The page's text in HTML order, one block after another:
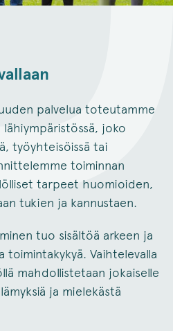
palvelua toteutamme
joko
työyhteisöissä tai
toiminnan
tarpeet huomioiden,
tukien ja kannustaen.
tuo sisältöä arkeen ja
Vaihtelevalla
mahdollistetaan jokaiselle
ja mielekästä